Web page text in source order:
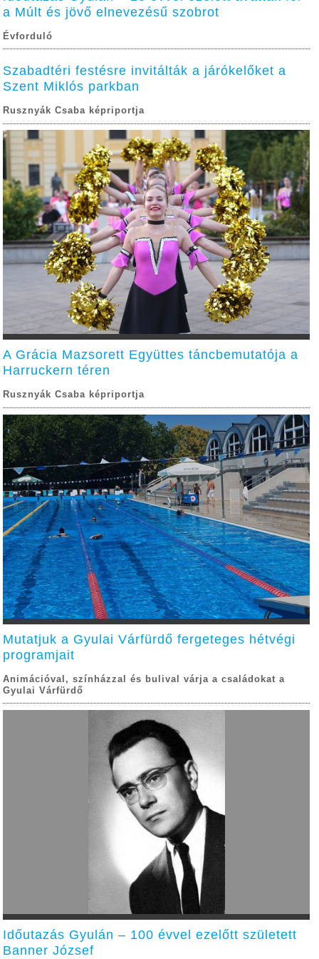
a Múlt és jövő elnevezésű szobrot
Évforduló
Szabadtéri festésre invitálták a járókelőket a
Szent Miklós parkban
Rusznyák Csaba képriportja
A Grácia Mazsorett Együttes táncbemutatója a
Harruckern téren
Rusznyák Csaba képriportja
Mutatjuk a Gyulai Várfürdő fergeteges hétvégi
programjait
Animációval, színházzal és bulival várja a családokat a
Gyulai Várfürdő
Időutazás Gyulán – 100 évvel ezelőtt született
Banner József